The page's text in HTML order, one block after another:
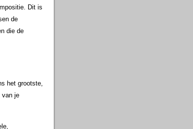
Dit is
de
die de
het grootste,
van je